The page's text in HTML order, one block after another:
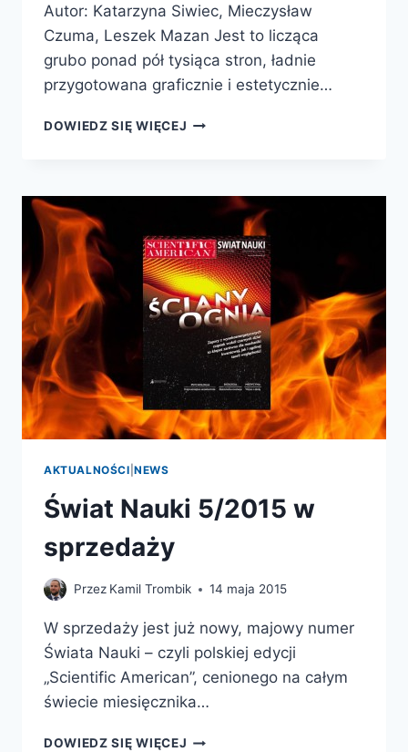
Autor: Katarzyna Siwiec, Mieczysław
Czuma, Leszek Mazan Jest to licząca
grubo ponad pół tysiąca stron, ładnie
przygotowana graficznie i estetycznie…
DOWIEDZ SIĘ WIĘCEJ MADAME,
POWROTEM!
SUBIEKTYWNY
PRZYCZYNEK
DO
DZIEJÓW
KOLEBKI
POLSKIEJ
MEDYCYNY
AKTUALNOŚCI |NEWS
Świat Nauki 5/2015 w
sprzedaży
Przez Kamil Trombik 14 maja 2015
W sprzedaży jest już nowy, majowy numer
Świata Nauki – czyli polskiej edycji
„Scientific American”, cenionego na całym
świecie miesięcznika…
DOWIEDZ SIĘ WIĘCEJ ŚWIAT